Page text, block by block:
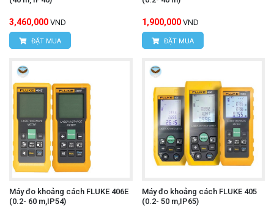
3,460,000 VND
ĐẶT MUA
1,900,000 VND
ĐẶT MUA
Máy đo khoảng cách FLUKE 406E
(0.2- 60 m,IP54)
Máy đo khoảng cách FLUKE 405
(0.2- 50 m,IP65)